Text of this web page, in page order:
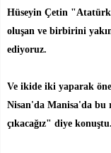
Hüseyin Çetin
oluşan ve birbirini
ediyoruz.
Ve ikide iki yaparak
Nisan'da Manisa'da
çıkacağız" diye konuştu.